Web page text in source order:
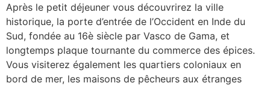
Après le petit déjeuner vous découvrirez la ville
historique, la porte d’entrée de l’Occident en Inde du
Sud, fondée au 16è siècle par Vasco de Gama, et
longtemps plaque tournante du commerce des épices.
Vous visiterez également les quartiers coloniaux en
bord de mer, les maisons de pêcheurs aux étranges